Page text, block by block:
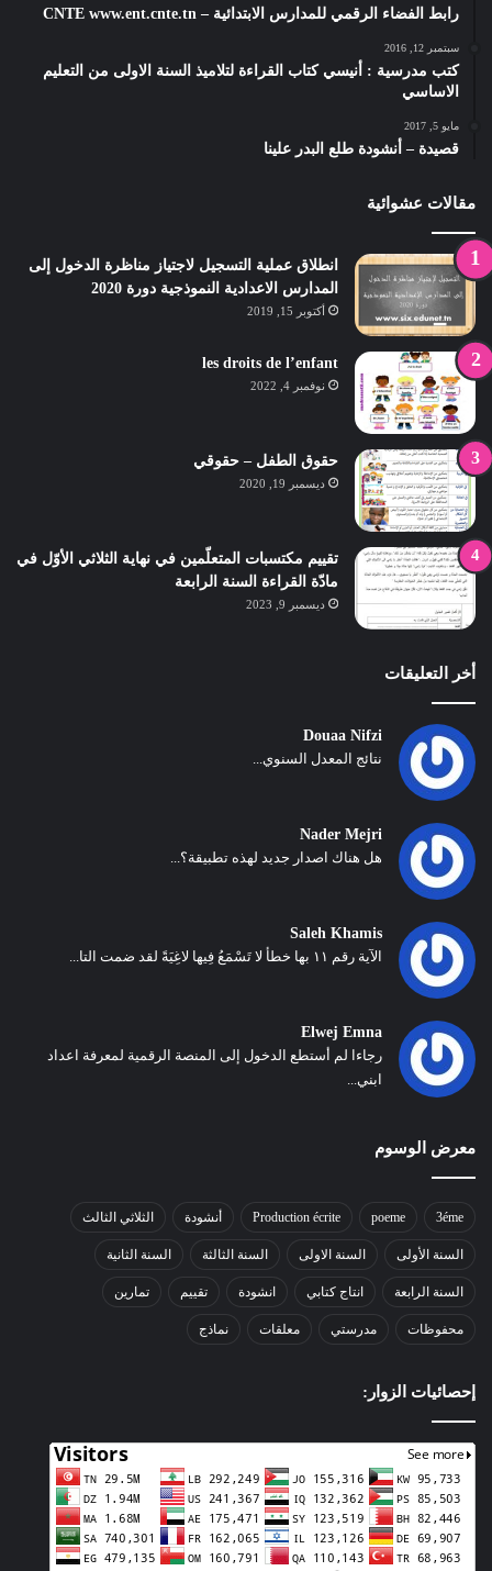
رابط الفضاء الرقمي للمدارس الابتدائية – CNTE www.ent.cnte.tn
سبتمبر 12, 2016
كتب مدرسية : أنيسي كتاب القراءة لتلاميذ السنة الاولى من التعليم
الاساسي
مايو 5, 2017
قصيدة – أنشودة طلع البدر علينا
مقالات عشوائية
انطلاق عملية التسجيل لاجتياز مناظرة الدخول إلى
المدارس الاعدادية النموذجية دورة 2020
أكتوبر 15, 2019
les droits de l’enfant
نوفمبر 4, 2022
حقوق الطفل – حقوقي
ديسمبر 19, 2020
تقييم مكتسبات المتعلّمين في نهاية الثلاثي الأوّل في
مادّة القراءة السنة الرابعة
ديسمبر 9, 2023
أخر التعليقات
Douaa Nifzi
نتائج المعدل السنوي...
Nader Mejri
هل هناك اصدار جديد لهذه تطبيقة؟...
Saleh Khamis
الآية رقم ١١ بها خطأ لا تَسْمَعُ فِيها لاغِيَةً لقد ضمت التا...
Elwej Emna
رجاءا لم أستطع الدخول إلى المنصة الرقمية لمعرفة اعداد
ابني...
معرض الوسوم
3éme
poeme
Production écrite أنشودة الثلاثي الثالث
السنة الأولى السنة الاولى السنة الثالثة السنة الثانية
السنة الرابعة انتاج كتابي انشودة تقييم تمارين
محفوظات مدرستي معلقات نماذج
إحصائيات الزوار: